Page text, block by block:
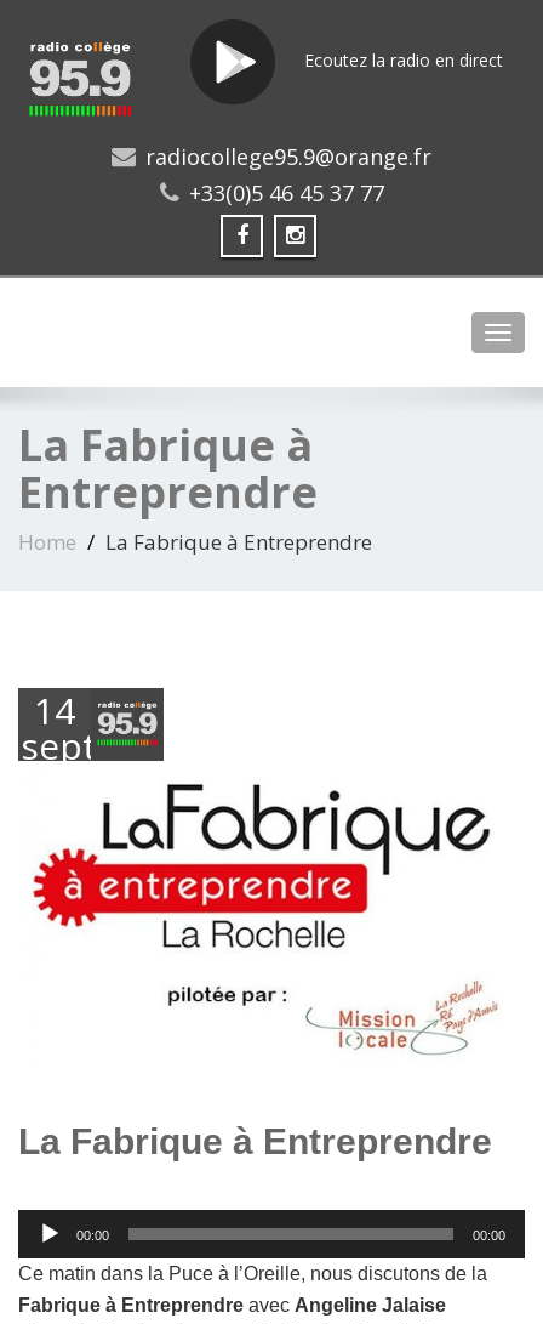
Ecoutez la radio en direct
radiocollege95.9@orange.fr
+33(0)5 46 45 37 77
La Fabrique à
Entreprendre
Home La Fabrique à Entreprendre
14
septembre
La Fabrique à Entreprendre
Lecteur
audio
00:00 00:00
Ce matin dans la Puce à l’Oreille, nous discutons de la
Fabrique à Entreprendre avec Angeline Jalaise